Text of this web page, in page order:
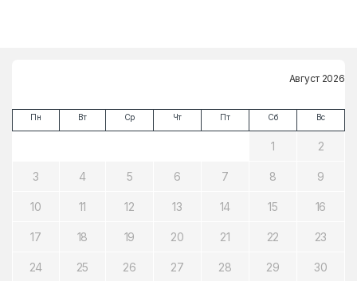
Август 2026
Пн Вт Ср Чт Пт Сб Вс
1 2
3 4 5 6 7 8 9
10 11 12 13 14 15 16
17 18 19 20 21 22 23
24 25 26 27 28 29 30